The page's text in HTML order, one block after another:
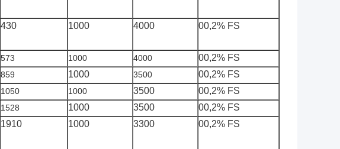
430 1000 4000 00,2% FS
573 1000 4000
00,2% FS
859 1000 3500
00,2% FS
1050 1000 3500
00,2% FS
1528 1000 3500
00,2% FS
1910 1000 3300 00,2% FS